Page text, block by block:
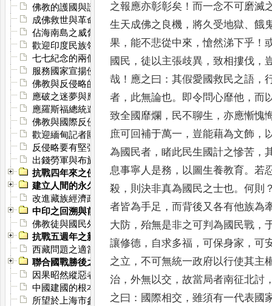
佛教的護國與護世
成佛救世與革命救國
佔海南島之威脅與對佛教國之誘略
歡迎印度民族領袖尼赫魯先生
七七紀念的兩個特點
服務國家宣揚佛教
佛教與反侵略的意義
應破之迷夢與應生之覺悟
應羅斯福總統邀請之和平建議
佛教與國際反侵略
歡迎緬甸記者團
反侵略要有堅強力量
出錢勞軍與布施
抗戰四年來之佛教
建立人間的永久和平
改進藏族經濟政治教育之路線
中印之回溯與前瞻
佛教徒與國民外交
抗戰五週年之新意義
西藏問題之適當解決
聯合國戰勝後之平和世界
因果昭然縱惡者可以止矣
中國建國的根本要事
所望於上海市參議會
之報應亦彰彰矣 ！ 而一念不可磨滅
生天成佛之 良機 ， 將久受地獄、餓
果 ，能不悲從中來 ，愴然涕下乎 ！
國民 ，徒以主張歧異 ，致相摟伐 ，
哉 ！ 應之曰 ：其假愛國救民之語 ，
者 ， 此無論也。 即令問心靡他 ， 而
致全 國靡爛 ， 民不聊生 ，亦應慚愧
庶可回補于萬一 ， 豈能藉為文飾 ，
為國民者 ，睹此民生國計之慘苦 ，
息事寧人是務 ， 以圖生養教育。若
殺 ， 則決非真為國民之士也。何則
者皆為手足 ， 而背後又各有他族為
大防 ，殆無是非之可判為國 民戰 ，
讓修德 ， 自求多福 ，可保身家 ，可
之立 ，不可無統一政府以行使其主
治 ，外無以交 ，故當局者南征北討
之曰 ： 國際相交 ，雖須有一代表國